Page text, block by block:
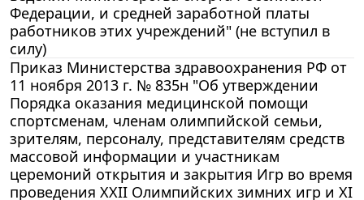
Федерации, и средней заработной платы
работников этих учреждений" (не вступил в
силу)
Приказ Министерства здравоохранения РФ от
11 ноября 2013 г. № 835н "Об утверждении
Порядка оказания медицинской помощи
спортсменам, членам олимпийской семьи,
зрителям, персоналу, представителям средств
массовой информации и участникам
церемоний открытия и закрытия Игр во время
проведения XXII Олимпийских зимних игр и XI